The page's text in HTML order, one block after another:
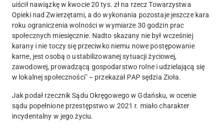
uiścił nawiązkę w kwocie 20 tys. zł na rzecz Towarzystwa
Opieki nad Zwierzętami, a do wykonania pozostaje jeszcze kara
roku ograniczenia wolności w wymiarze 30 godzin prac
społecznych miesięcznie. Nadto skazany nie był wcześniej
karany i nie toczy się przeciwko niemu nowe postępowanie
karne, jest osobą o ustabilizowanej sytuacji życiowej,
zawodowej, prowadzącą gospodarstwo rolne i udzielającą się
w lokalnej społeczności" – przekazał PAP sędzia Zioła.
Jak podał rzecznik Sądu Okręgowego w Gdańsku, w ocenie
sądu popełnione przestępstwo w 2021 r. miało charakter
incydentalny w jego życiu.